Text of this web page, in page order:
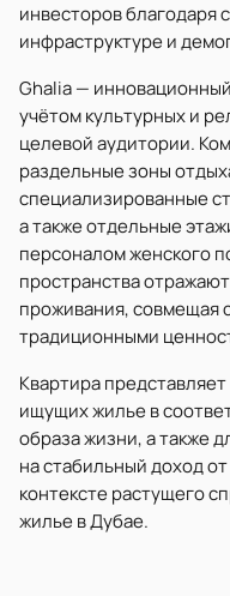
инвесторов благодаря
инфраструктуре и
Ghalia —
учётом культурных и
целевой аудитории.
раздельные зоны
специализированные
а также отдельные
персоналом женского
пространства
проживания, совмещая
традиционными
Квартира
ищущих жилье в
образа жизни, а также
на стабильный доход
контексте растущего
жилье в Дубае.